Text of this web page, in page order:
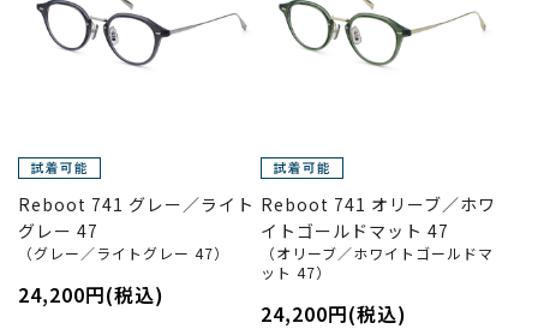
Reboot 741 グレー／ライト
グレー 47
（グレー／ライトグレー 47）
24,200円(税込)
Reboot 741 オリーブ／ホワ
イトゴールドマット 47
（オリーブ／ホワイトゴールドマ
ット 47）
24,200円(税込)